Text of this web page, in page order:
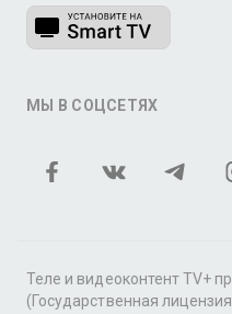
МЫ В СОЦСЕТЯХ
Теле и видеоконтент TV+
(Государственная